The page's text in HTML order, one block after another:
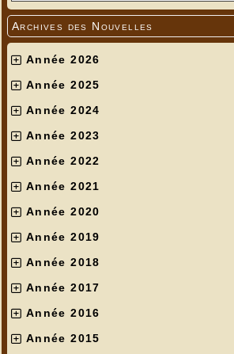
Archives des Nouvelles
Année 2026
Année 2025
Année 2024
Année 2023
Année 2022
Année 2021
Année 2020
Année 2019
Année 2018
Année 2017
Année 2016
Année 2015